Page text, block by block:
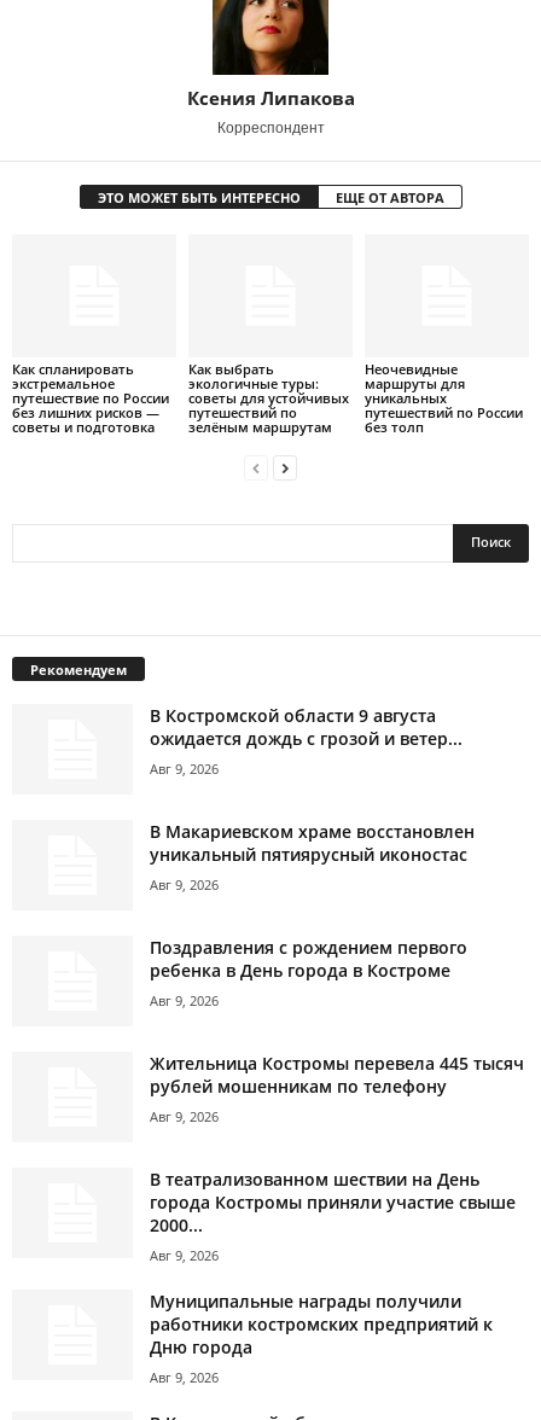
Ксения Липакова
Корреспондент
ЭТО МОЖЕТ БЫТЬ ИНТЕРЕСНО ЕЩЕ ОТ АВТОРА
Как спланировать
экстремальное
путешествие по России
без лишних рисков —
советы и подготовка
Как выбрать
экологичные туры:
советы для устойчивых
путешествий по
зелёным маршрутам
Неочевидные
маршруты для
уникальных
путешествий по России
без толп
Рекомендуем
В Костромской области 9 августа
ожидается дождь с грозой и ветер...
Авг 9, 2026
В Макариевском храме восстановлен
уникальный пятиярусный иконостас
Авг 9, 2026
Поздравления с рождением первого
ребенка в День города в Костроме
Авг 9, 2026
Жительница Костромы перевела 445 тысяч
рублей мошенникам по телефону
Авг 9, 2026
В театрализованном шествии на День
города Костромы приняли участие свыше
2000...
Авг 9, 2026
Муниципальные награды получили
работники костромских предприятий к
Дню города
Авг 9, 2026